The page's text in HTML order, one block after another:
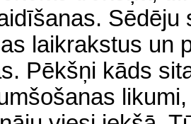
Sēdēju
laikrakstus un
Pēkšņi kāds